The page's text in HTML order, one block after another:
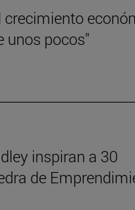
crecimiento
unos pocos"
inspiran a 30
de